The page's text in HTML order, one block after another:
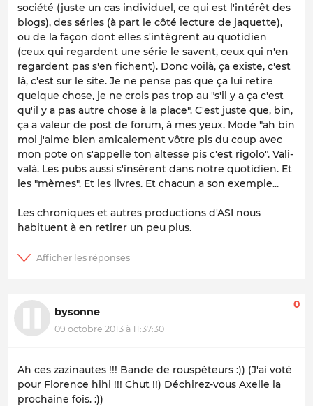
société (juste un cas individuel, ce qui est l'intérêt des
blogs), des séries (à part le côté lecture de jaquette),
ou de la façon dont elles s'intègrent au quotidien
(ceux qui regardent une série le savent, ceux qui n'en
regardent pas s'en fichent). Donc voilà, ça existe, c'est
là, c'est sur le site. Je ne pense pas que ça lui retire
quelque chose, je ne crois pas trop au "s'il y a ça c'est
qu'il y a pas autre chose à la place". C'est juste que, bin,
ça a valeur de post de forum, à mes yeux. Mode "ah bin
moi j'aime bien amicalement vôtre pis du coup avec
mon pote on s'appelle ton altesse pis c'est rigolo". Vali-
valà. Les pubs aussi s'insèrent dans notre quotidien. Et
les "mèmes". Et les livres. Et chacun a son exemple...
Les chroniques et autres productions d'ASI nous
habituent à en retirer un peu plus.
bysonne
09 octobre 2013 à 11:37:30
0
Ah ces zazinautes !!! Bande de rouspéteurs :)) (J'ai voté
pour Florence hihi !!! Chut !!) Déchirez-vous Axelle la
prochaine fois. :))